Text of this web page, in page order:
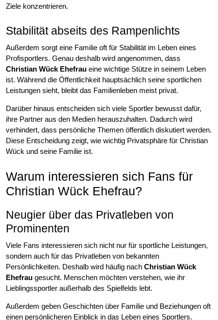
Ziele konzentrieren.
Stabilität abseits des Rampenlichts
Außerdem sorgt eine Familie oft für Stabilität im Leben eines
Profisportlers. Genau deshalb wird angenommen, dass
Christian Wück Ehefrau eine wichtige Stütze in seinem Leben
ist. Während die Öffentlichkeit hauptsächlich seine sportlichen
Leistungen sieht, bleibt das Familienleben meist privat.
Darüber hinaus entscheiden sich viele Sportler bewusst dafür,
ihre Partner aus den Medien herauszuhalten. Dadurch wird
verhindert, dass persönliche Themen öffentlich diskutiert werden.
Diese Entscheidung zeigt, wie wichtig Privatsphäre für Christian
Wück und seine Familie ist.
Warum interessieren sich Fans für
Christian Wück Ehefrau?
Neugier über das Privatleben von
Prominenten
Viele Fans interessieren sich nicht nur für sportliche Leistungen,
sondern auch für das Privatleben von bekannten
Persönlichkeiten. Deshalb wird häufig nach Christian Wück
Ehefrau gesucht. Menschen möchten verstehen, wie ihr
Lieblingssportler außerhalb des Spielfelds lebt.
Außerdem geben Geschichten über Familie und Beziehungen oft
einen persönlicheren Einblick in das Leben eines Sportlers.